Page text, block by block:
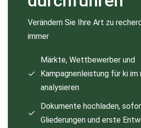
Verändern Sie Ihre Art zu
immer
Märkte, Wettbewerber und
Kampagnenleistung für ki im
analysieren
Dokumente hochladen,
Gliederungen und erste